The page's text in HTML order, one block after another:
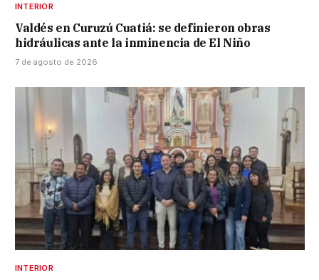
INTERIOR
Valdés en Curuzú Cuatiá: se definieron obras
hidráulicas ante la inminencia de El Niño
7 de agosto de 2026
INTERIOR